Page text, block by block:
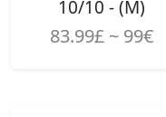
10/10 - (M)
83.99£ ~ 99€